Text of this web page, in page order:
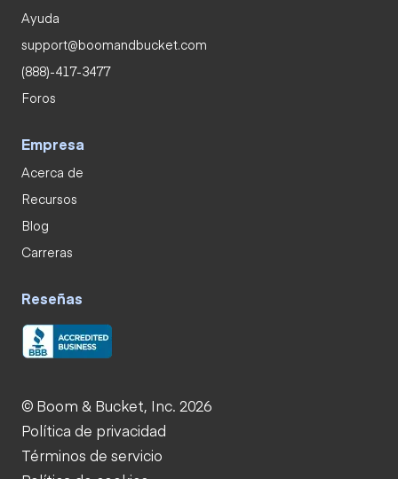
Ayuda
support@boomandbucket.com
(888)-417-3477
Foros
Empresa
Acerca de
Recursos
Blog
Carreras
Reseñas
© Boom & Bucket, Inc. 2026
Política de privacidad
Términos de servicio